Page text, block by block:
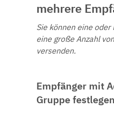
mehrere
Sie können eine oder
eine große Anzahl
versenden.
Empfänger mit
Gruppe festlegen